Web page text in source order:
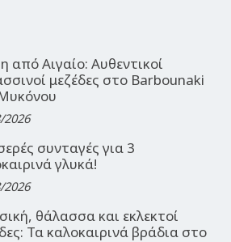
από Αιγαίο: Αυθεντικοί
μεζέδες στο Barbounaki
2026
συνταγές για 3
γλυκά!
2026
θάλασσα και εκλεκτοί
Τα καλοκαιρινά βράδια στο